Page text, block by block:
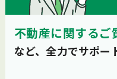
不動産に関するご
など、全力でサポー